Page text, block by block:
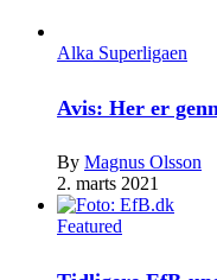
Alka Superligaen
Avis: Her er
By Magnus Olsson
2. marts 2021
Featured